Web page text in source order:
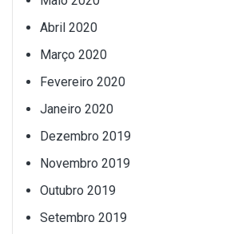
Abril 2020
Março 2020
Fevereiro 2020
Janeiro 2020
Dezembro 2019
Novembro 2019
Outubro 2019
Setembro 2019